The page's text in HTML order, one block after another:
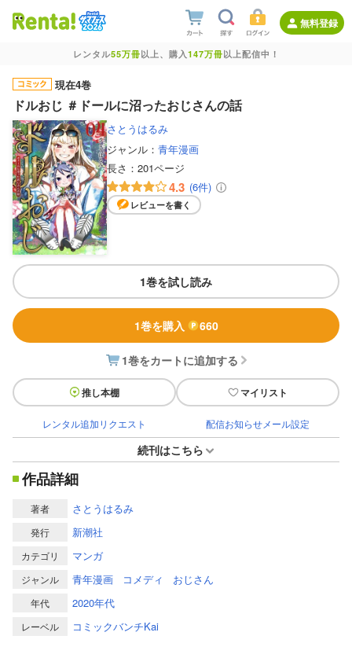
無料登録
レンタル55万冊以上、購入147万冊以上配信中！
現在4巻
ドルおじ ＃ドールに沼ったおじさんの話
さとうはるみ
ジャンル： 青年漫画
長さ： 201ページ
4.3 (6件)
レビューを書く
1巻を試し読み
1巻を購入 660
1巻をカートに追加する
推し本棚 マイリスト
レンタル追加リクエスト 配信お知らせメール設定
続刊はこちら
作品詳細
著者 さとうはるみ
発行 新潮社
カテゴリ マンガ
ジャンル 青年漫画 コメディ おじさん
年代 2020年代
レーベル
コミックバンチKai